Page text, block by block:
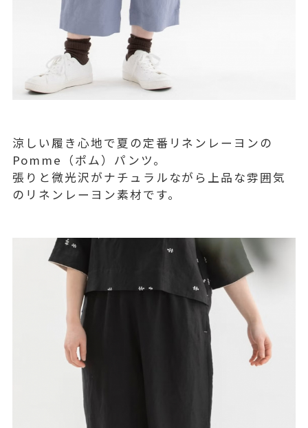
涼しい履き心地で夏の定番リネンレーヨンの
Pomme（ポム）パンツ。
張りと微光沢がナチュラルながら上品な雰囲気
のリネンレーヨン素材です。